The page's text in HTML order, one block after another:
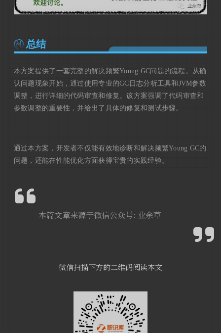
总结
本方案提供了一套完整的解决频繁Young GC问题的流程。从确
认问题现象开始，通过使用专业的GC日志分析工具和JVM参数
调整，进行详细的代码审查和修复。该方案强调了代码审查和
参数调整的重要性，并给出了具体的修复和测试步骤。
通过本方案，开发者不仅能有效地诊断和解决频繁Young GC的
问题，还能在性能优化方面获得宝贵的实践经验。
本篇文章来源于微信公众号: 业余草
微信扫描下方的二维码阅读本文